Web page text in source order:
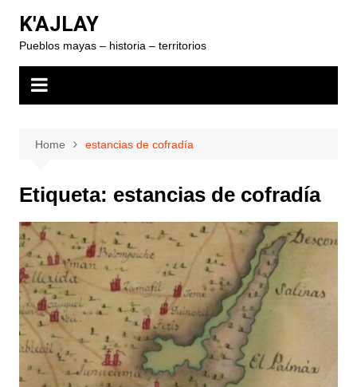
content
K'AJLAY
Pueblos mayas – historia – territorios
Home estancias de cofradía
Etiqueta: estancias de cofradía